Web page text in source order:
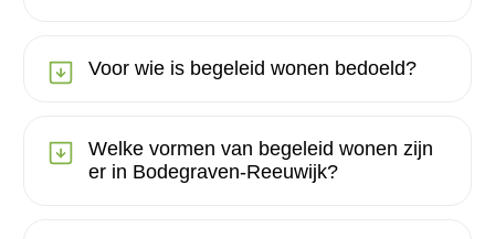
Voor wie is begeleid wonen bedoeld?
Welke vormen van begeleid wonen zijn
er in Bodegraven-Reeuwijk?